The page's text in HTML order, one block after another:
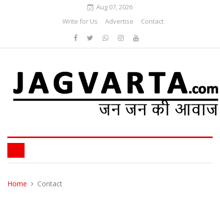
Aug 07, 2026
Write for Us
Advertise Contact
Home Contact